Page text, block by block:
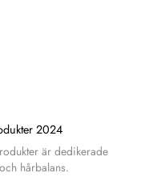
2024
är dedikerade
hårbalans.